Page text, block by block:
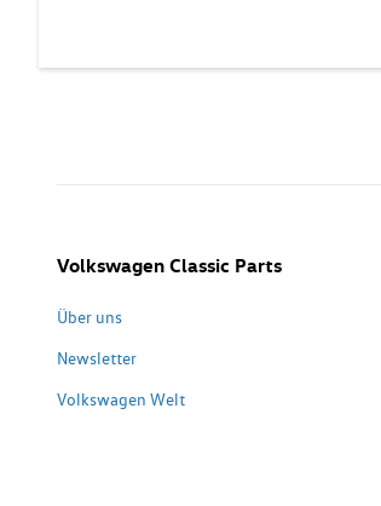
Volkswagen Classic Parts
Über uns
Newsletter
Volkswagen Welt